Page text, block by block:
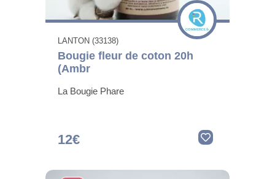
LANTON (33138)
Bougie fleur de coton 20h
(Ambr
La Bougie Phare
12€